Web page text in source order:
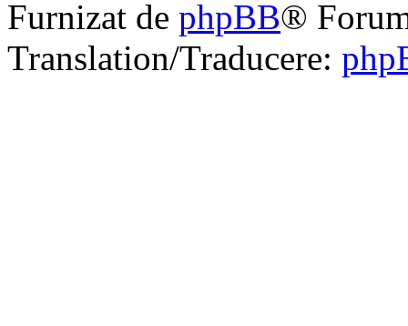
Furnizat de phpBB®
Translation/Traducere: